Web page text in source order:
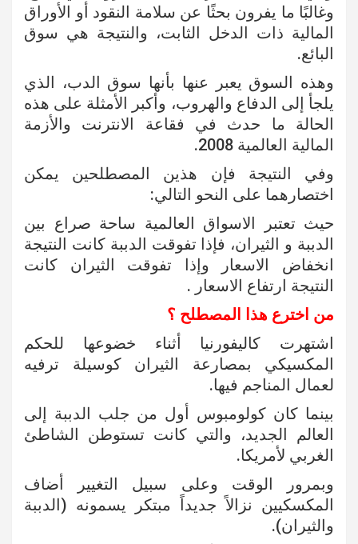
وغالبًا ما يفرون بحثًا عن سلامة النقود أو الأوراق
المالية ذات الدخل الثابت، والنتيجة هي سوق
البائع.
وهذه السوق يعبر عنها بأنها سوق الدب، الذي
يلجأ إلى الدفاع والهروب، وأكبر الأمثلة على هذه
الحالة ما حدث في فقاعة الانترنت والأزمة
المالية العالمية 2008.
وفي النتيجة فإن هذين المصطلحين يمكن
اختصارهما على النحو التالي:
حيث تعتبر الاسواق العالمية ساحة صراع بين
الدببة و الثيران، فإذا تفوقت الدببة كانت النتيجة
انخفاض الاسعار وإذا تفوقت الثيران كانت
النتيجة ارتفاع الاسعار .
من اخترع هذا المصطلح ؟
اشتهرت كاليفورنيا أثناء خضوعها للحكم
المكسيكي بمصارعة الثيران كوسيلة ترفيه
لعمال المناجم فيها.
بينما كان كولومبوس أول من جلب الدببة إلى
العالم الجديد، والتي كانت تستوطن الشاطئ
الغربي لأمريكا.
وبمرور الوقت وعلى سبيل التغيير أضاف
المكسكيين نزالاً جديداً مبتكر يسمونه (الدببة
والثيران).